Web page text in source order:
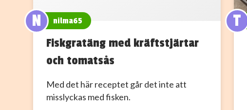
N nilma65
Fiskgratäng med kräftstjärtar
och tomatsås
Med det här receptet går det inte att
misslyckas med fisken.
T